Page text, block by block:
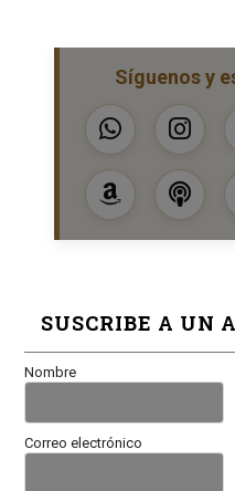
Síguenos y
SUSCRIBE A UN
Nombre
Correo electrónico